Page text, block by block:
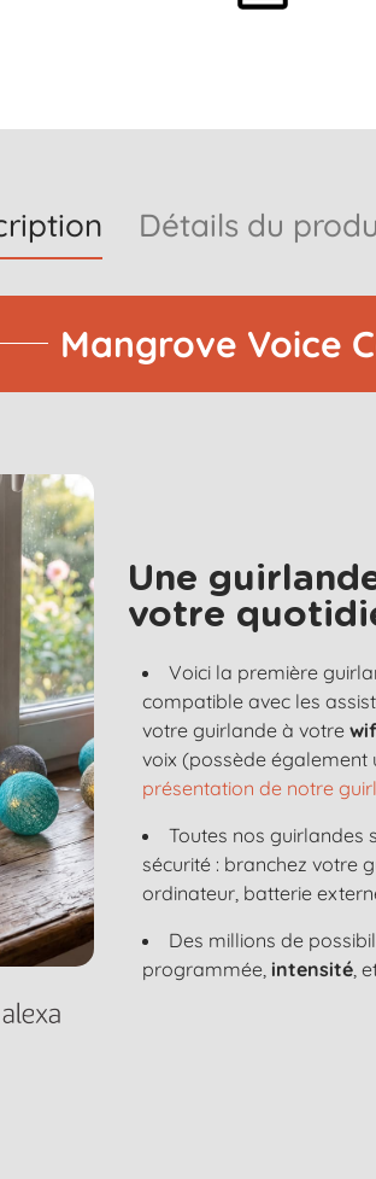
Détails du
Mangrove Voice
Une
votre
Voici la première
compatible avec les
votre guirlande à votre
voix (possède également
présentation de notre
Toutes nos guirlandes
sécurité : branchez votre
ordinateur, batterie
Des millions de
programmée, intensité ,